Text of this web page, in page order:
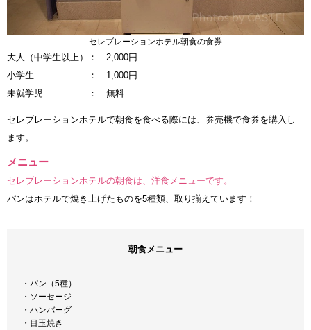
セレブレーションホテル朝食の食券
大人（中学生以上）： 2,000円
小学生 ： 1,000円
未就学児 ： 無料
セレブレーションホテルで朝食を食べる際には、券売機で食券を購入し
ます。
メニュー
セレブレーションホテルの朝食は、洋食メニューです。
パンはホテルで焼き上げたものを5種類、取り揃えています！
朝食メニュー
・パン（5種）
・ソーセージ
・ハンバーグ
・目玉焼き